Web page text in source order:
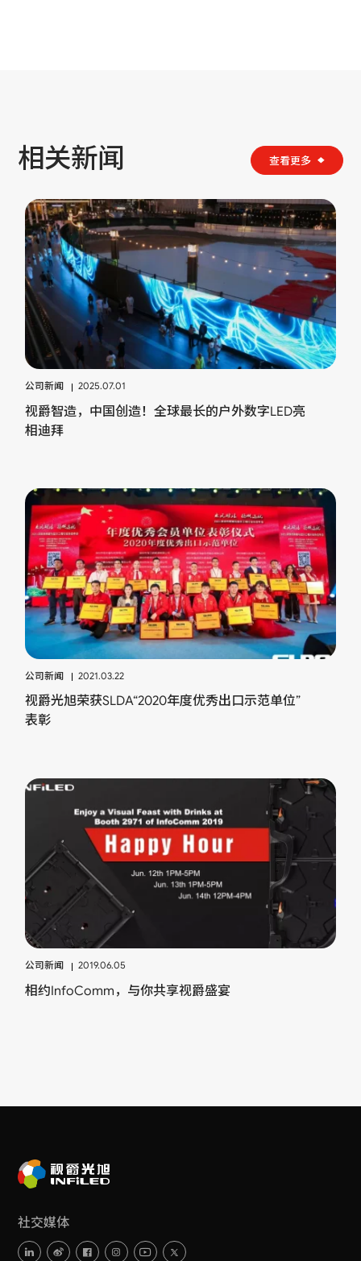
相关新闻 查看更多
公司新闻 2025.07.01
视爵智造，中国创造！全球最长的户外数字LED亮
相迪拜
公司新闻 2021.03.22
视爵光旭荣获SLDA“2020年度优秀出口示范单位”
表彰
公司新闻 2019.06.05
相约InfoComm，与你共享视爵盛宴
社交媒体